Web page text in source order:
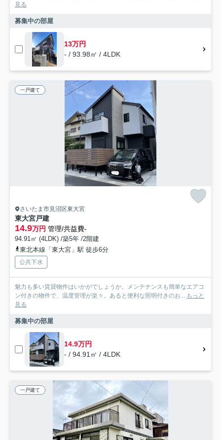
見る
募集中の部屋
13万円
- / 93.98㎡ / 4LDK
一戸建て
さいたま市見沼区東大宮
東大宮戸建
14.9万円 管理/共益費-
94.91㎡ (4LDK) /築5年 /2階建
東北本線「東大宮」駅 徒歩6分
公共下水
魅力も多い賃貸物件はいかがでしょうか。メンテナンスも簡単なエアコ
ン付きの物件で、温度管理が楽々。あると便利な照明付きのお... もっと
見る
募集中の部屋
14.9万円
- / 94.91㎡ / 4LDK
一戸建て